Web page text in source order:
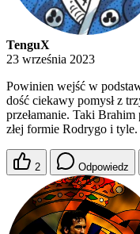
TenguX
23 września 2023
Powinien wejść w
dość ciekawy pomysł z
przełamanie. Taki
złej formie Rodrygo i tyle.
2 Odpowiedz